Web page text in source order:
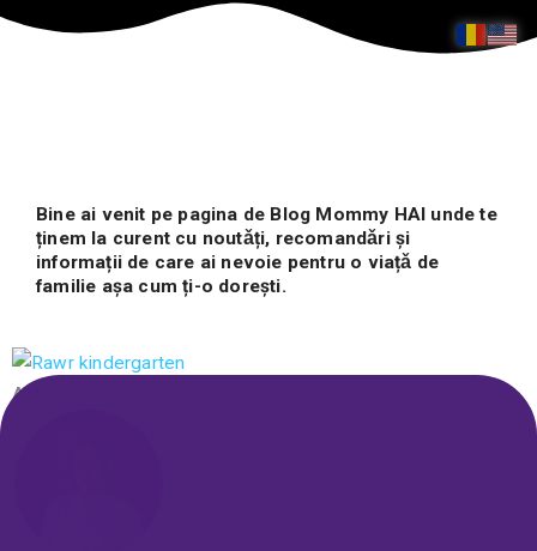
Skip
to
Bine ai venit pe pagina de Blog Mommy HAI unde te
ținem la curent cu noutǎți, recomandǎri şi
informații de care ai nevoie pentru o viațǎ de
familie aşa cum ți-o doreşti.
Activități copii
Page
Page
Page